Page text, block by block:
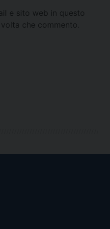
e sito web in questo
che commento.